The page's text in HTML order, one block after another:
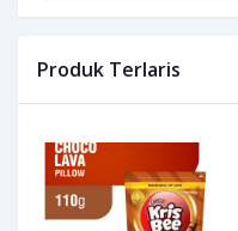
Produk Terlaris